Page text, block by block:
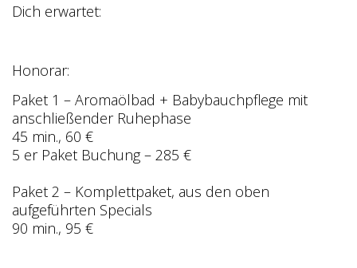
Dich erwartet:
Honorar:
Paket 1 – Aromaölbad + Babybauchpflege mit
anschließender Ruhephase
45 min., 60 €
5 er Paket Buchung – 285 €
Paket 2 – Komplettpaket, aus den oben
aufgeführten Specials
90 min., 95 €